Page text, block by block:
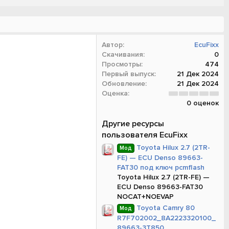
Автор
EcuFixx
Скачивания
0
Просмотры
474
Первый выпуск
21 Дек 2024
Обновление
21 Дек 2024
Оценка
0
.
0
0 оценок
Другие ресурсы
пользователя EcuFixx
Мод
Toyota Hilux 2.7 (2TR-
FE) — ECU Denso 89663-
FAT30 под ключ pcmflash
Toyota Hilux 2.7 (2TR-FE) —
ECU Denso 89663-FAT30
NOCAT+NOEVAP
Мод
Toyota Camry 80
R7F702002_8A2223320100_